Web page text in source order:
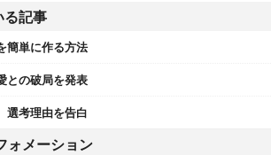
る記事
簡単に作る方法
との破局を発表
選考理由を告白
ォメーション